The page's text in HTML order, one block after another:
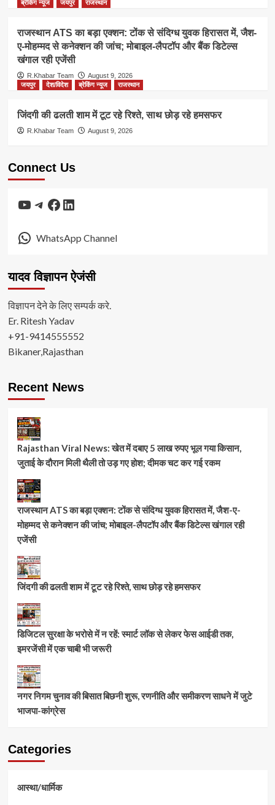
ब्रेकिंग न्यूज जयपुर राजस्थान
राजस्थान ATS का बड़ा एक्शन: टोंक से संदिग्ध युवक हिरासत में, जैश-
ए-मोहम्मद से कनेक्शन की जांच; मोबाइल-लैपटॉप और बैंक डिटेल्स
खंगाल रही एजेंसी
R.Khabar Team
August 9, 2026
जयपुर
देश/विदेश ब्रेकिंग न्यूज राजस्थान
जिंदगी की ढलती शाम में टूट रहे रिश्ते, साथ छोड़ रहे हमसफर
R.Khabar Team August 9, 2026
Connect Us
YouTube
Telegram
Facebook
LinkedIn
WhatsApp Channel
यादव विज्ञापन ऐजंसी
विज्ञापन देने के लिए सम्पर्क करे.
Er. Ritesh Yadav
+91-9414555552
Bikaner,Rajasthan
Recent News
Rajasthan Viral News: खेत में दबाए 5 लाख रुपए भूल गया किसान,
जुताई के दौरान मिली थैली तो उड़ गए होश; दीमक चट कर गई रकम
राजस्थान ATS का बड़ा एक्शन: टोंक से संदिग्ध युवक हिरासत में, जैश-ए-
मोहम्मद से कनेक्शन की जांच; मोबाइल-लैपटॉप और बैंक डिटेल्स खंगाल रही
एजेंसी
जिंदगी की ढलती शाम में टूट रहे रिश्ते, साथ छोड़ रहे हमसफर
डिजिटल सुरक्षा के भरोसे में न रहें: स्मार्ट लॉक से लेकर फेस आईडी तक,
इमरजेंसी में एक चाबी भी जरूरी
नगर निगम चुनाव की बिसात बिछनी शुरू, रणनीति और समीकरण साधने में जुटे
भाजपा-कांग्रेस
Categories
आस्था/धार्मिक